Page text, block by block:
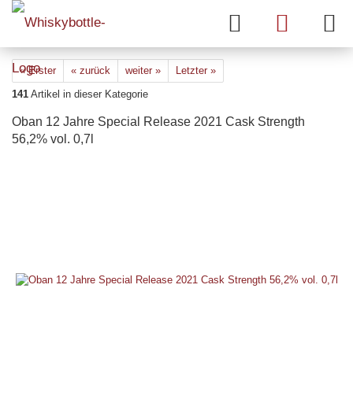
« Erster « zurück weiter »
Letzter »
141 Artikel in dieser Kategorie
Oban 12 Jahre Special Release 2021 Cask Strength
56,2% vol. 0,7l